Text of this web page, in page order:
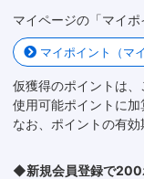
マイページの「マイポ
マイポイント（マ
仮獲得のポイントは、
使用可能ポイントに加
なお、ポイントの有効
◆新規会員登録で